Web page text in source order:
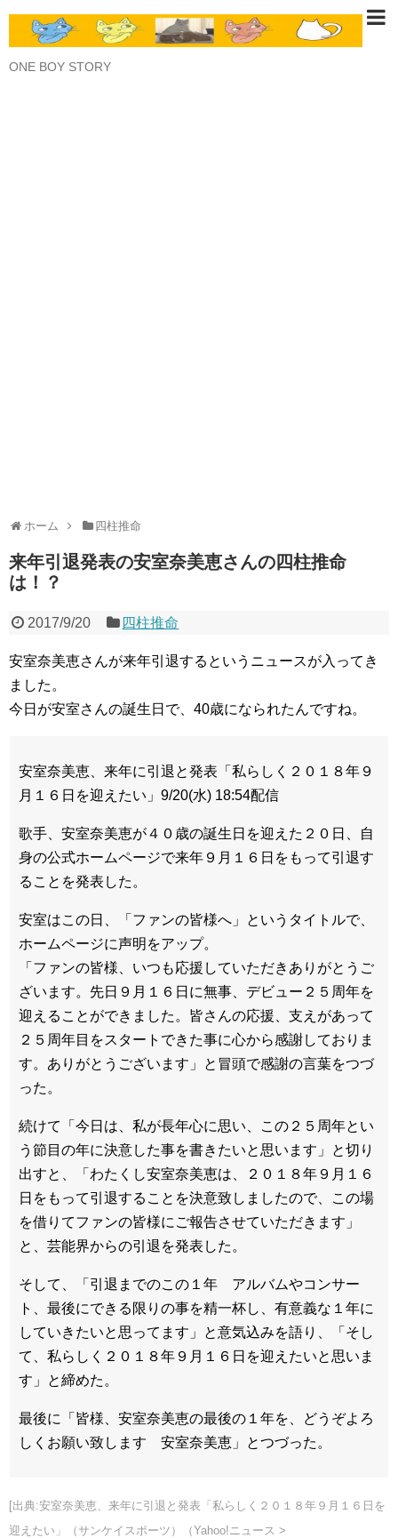
ONE BOY STORY
ホーム 四柱推命
来年引退発表の安室奈美恵さんの四柱推命
は！？
2017/9/20 四柱推命
安室奈美恵さんが来年引退するというニュースが入ってき
ました。
今日が安室さんの誕生日で、40歳になられたんですね。
安室奈美恵、来年に引退と発表「私らしく２０１８年９
月１６日を迎えたい」9/20(水) 18:54配信
歌手、安室奈美恵が４０歳の誕生日を迎えた２０日、自
身の公式ホームページで来年９月１６日をもって引退す
ることを発表した。
安室はこの日、「ファンの皆様へ」というタイトルで、
ホームページに声明をアップ。
「ファンの皆様、いつも応援していただきありがとうご
ざいます。先日９月１６日に無事、デビュー２５周年を
迎えることができました。皆さんの応援、支えがあって
２５周年目をスタートできた事に心から感謝しておりま
す。ありがとうございます」と冒頭で感謝の言葉をつづ
った。
続けて「今日は、私が長年心に思い、この２５周年とい
う節目の年に決意した事を書きたいと思います」と切り
出すと、「わたくし安室奈美恵は、２０１８年９月１６
日をもって引退することを決意致しましたので、この場
を借りてファンの皆様にご報告させていただきます」
と、芸能界からの引退を発表した。
そして、「引退までのこの１年 アルバムやコンサー
ト、最後にできる限りの事を精一杯し、有意義な１年に
していきたいと思ってます」と意気込みを語り、「そし
て、私らしく２０１８年９月１６日を迎えたいと思いま
す」と締めた。
最後に「皆様、安室奈美恵の最後の１年を、どうぞよろ
しくお願い致します 安室奈美恵」とつづった。
[出典:安室奈美恵、来年に引退と発表「私らしく２０１８年９月１６日を
迎えたい」（サンケイスポーツ）（Yahoo!ニュース >